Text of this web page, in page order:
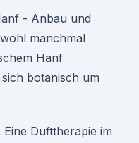
- Anbau und
manchmal
Hanf
botanisch um
Dufttherapie im